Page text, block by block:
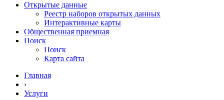
Открытые данные
Реестр наборов открытых данных
Интерактивные карты
Общественная приемная
Поиск
Поиск
Карта сайта
Главная
›
Услуги